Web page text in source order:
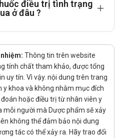
trừ của Magnesi chủ yếu qua nước
thể hấp thu nhanh sau khi uống.
hấp thu Pyridoxin được chuyển hoá
hoạt tính
yếu được thải trừ qua nước tiểu.
dùng:
điều trị tình trạng
ở đâu ?
Thông tin trên website
tính chất tham khảo, được tổng
uy tín. Vì vậy. nội dung trên trang
y khoa và không nhằm mục đích
hoặc điều trị từ nhân viên y
mỗi người mà Dược phẩm sẽ xảy
không thể đảm bảo nội dung
tác có thể xảy ra. Hãy trao đổi